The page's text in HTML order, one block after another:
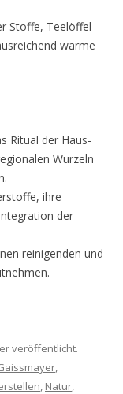
Stoffe, Teelöffel
warme
Ritual der Haus-
Wurzeln
ihre
der
reinigenden und
veröffentlicht.
,
, Natur,